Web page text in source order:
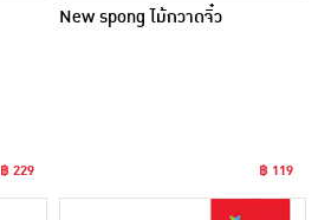
฿ 229
New spong ไม้กวาดจิ๋ว
฿ 119